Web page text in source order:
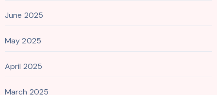
June 2025
May 2025
April 2025
March 2025